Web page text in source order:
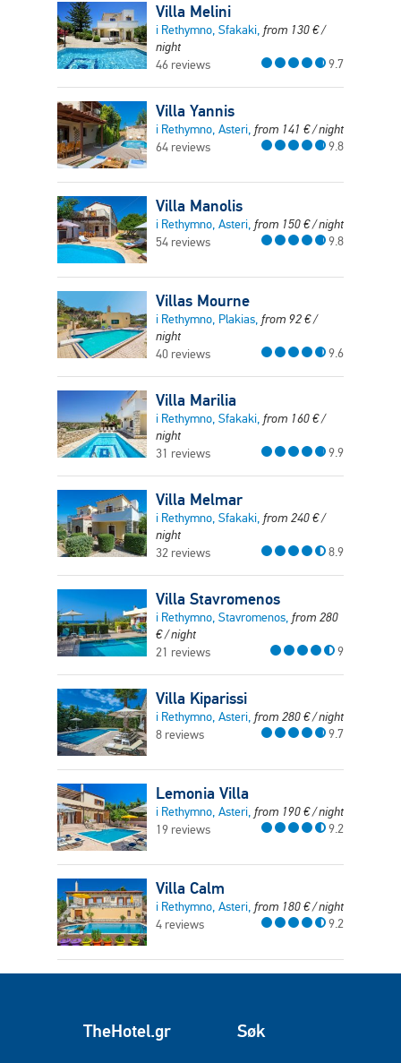
Villa Melini
i Rethymno, Sfakaki, from 130€/
night
46 reviews
9.7
Villa Yannis
i Rethymno, Asteri, from 141 €/ night
64 reviews
9.8
Villa Manolis
i Rethymno, Asteri, from 150€/ night
54 reviews
9.8
Villas Mourne
i Rethymno, Plakias, from 92€/
night
40 reviews
9.6
Villa Marilia
i Rethymno, Sfakaki, from 160€/
night
31 reviews
9.9
Villa Melmar
i Rethymno, Sfakaki, from 240€/
night
32 reviews
8.9
Villa Stavromenos
i Rethymno, Stavromenos, from 280
€/ night
21 reviews
9
Villa Kiparissi
i Rethymno, Asteri, from 280€/ night
8 reviews
9.7
Lemonia Villa
i Rethymno, Asteri, from 190€/ night
19 reviews
9.2
Villa Calm
i Rethymno, Asteri, from 180€/ night
4 reviews
9.2
TheHotel.gr Søk